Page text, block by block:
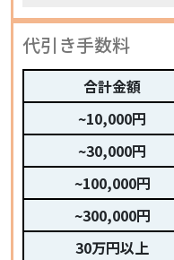
代引き手数料
合計金額
~10,000円
~30,000円
~100,000円
~300,000円
30万円以上